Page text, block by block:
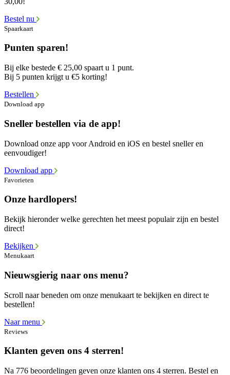
Bestel nu
Spaarkaart
Punten sparen!
Bij elke bestede € 25,00 spaart u 1 punt.
Bij 5 punten krijgt u €5 korting!
Bestellen
Download app
Sneller bestellen via de app!
Download onze app voor Android en iOS en bestel sneller en
eenvoudiger!
Download app
Favorieten
Onze hardlopers!
Bekijk hieronder welke gerechten het meest populair zijn en bestel
direct!
Bekijken
Menukaart
Nieuwsgierig naar ons menu?
Scroll naar beneden om onze menukaart te bekijken en direct te
bestellen!
Naar menu
Reviews
Klanten geven ons 4 sterren!
Na 776 beoordelingen geven onze klanten ons 4 sterren. Bestel en